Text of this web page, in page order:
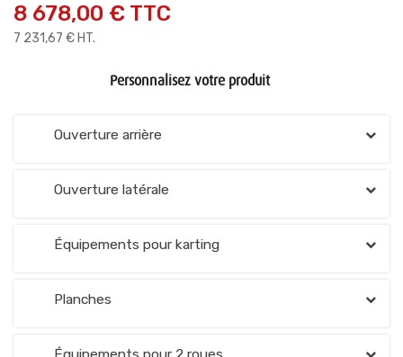
8 678,00 € TTC
7 231,67 € HT.
Personnalisez votre produit
Ouverture arrière
Ouverture latérale
Équipements pour karting
Planches